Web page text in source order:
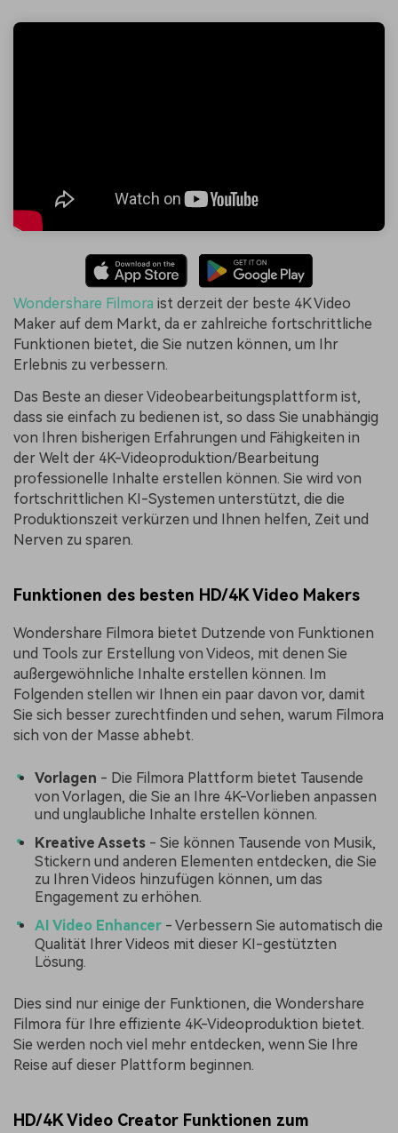
Wondershare Filmora ist derzeit der beste 4K Video
Maker auf dem Markt, da er zahlreiche fortschrittliche
Funktionen bietet, die Sie nutzen können, um Ihr
Erlebnis zu verbessern.
Das Beste an dieser Videobearbeitungsplattform ist,
dass sie einfach zu bedienen ist, so dass Sie unabhängig
von Ihren bisherigen Erfahrungen und Fähigkeiten in
der Welt der 4K-Videoproduktion/Bearbeitung
professionelle Inhalte erstellen können. Sie wird von
fortschrittlichen KI-Systemen unterstützt, die die
Produktionszeit verkürzen und Ihnen helfen, Zeit und
Nerven zu sparen.
Funktionen des besten HD/4K Video Makers
Wondershare Filmora bietet Dutzende von Funktionen
und Tools zur Erstellung von Videos, mit denen Sie
außergewöhnliche Inhalte erstellen können. Im
Folgenden stellen wir Ihnen ein paar davon vor, damit
Sie sich besser zurechtfinden und sehen, warum Filmora
sich von der Masse abhebt.
Vorlagen - Die Filmora Plattform bietet Tausende
von Vorlagen, die Sie an Ihre 4K-Vorlieben anpassen
und unglaubliche Inhalte erstellen können.
Kreative Assets - Sie können Tausende von Musik,
Stickern und anderen Elementen entdecken, die Sie
zu Ihren Videos hinzufügen können, um das
Engagement zu erhöhen.
AI Video Enhancer - Verbessern Sie automatisch die
Qualität Ihrer Videos mit dieser KI-gestützten
Lösung.
Dies sind nur einige der Funktionen, die Wondershare
Filmora für Ihre effiziente 4K-Videoproduktion bietet.
Sie werden noch viel mehr entdecken, wenn Sie Ihre
Reise auf dieser Plattform beginnen.
HD/4K Video Creator Funktionen zum